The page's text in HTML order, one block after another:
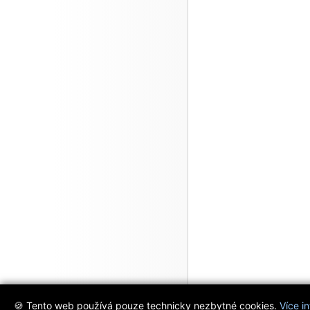
🍪 Tento web používá pouze technicky nezbytné cookies. Více